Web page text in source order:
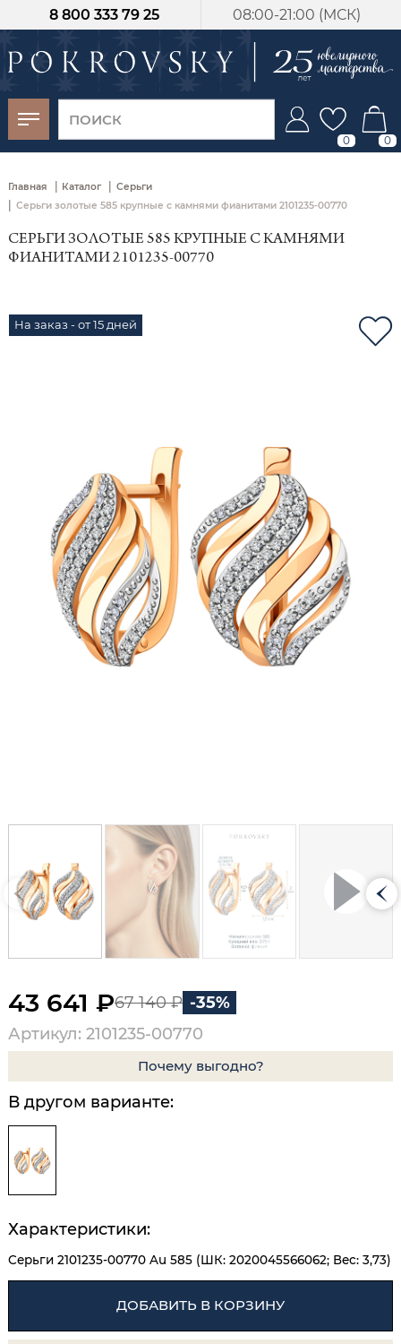
08:00-21:00 (МСК)
8 800 333 79 25
0 0
Главная | Каталог | Серьги
| Серьги золотые 585 крупные с камнями фианитами 2101235-00770
СЕРЬГИ ЗОЛОТЫЕ 585 КРУПНЫЕ С КАМНЯМИ
ФИАНИТАМИ 2101235-00770
На заказ - от 15 дней
43 641 ₽67 140 ₽ -35%
Артикул: 2101235-00770
Почему выгодно?
В другом варианте:
Характеристики:
Серьги 2101235-00770 Au 585 (ШК: 2020045566062; Вес: 3,73)
ДОБАВИТЬ В КОРЗИНУ
-30%
от 15 дней с
момента оплаты